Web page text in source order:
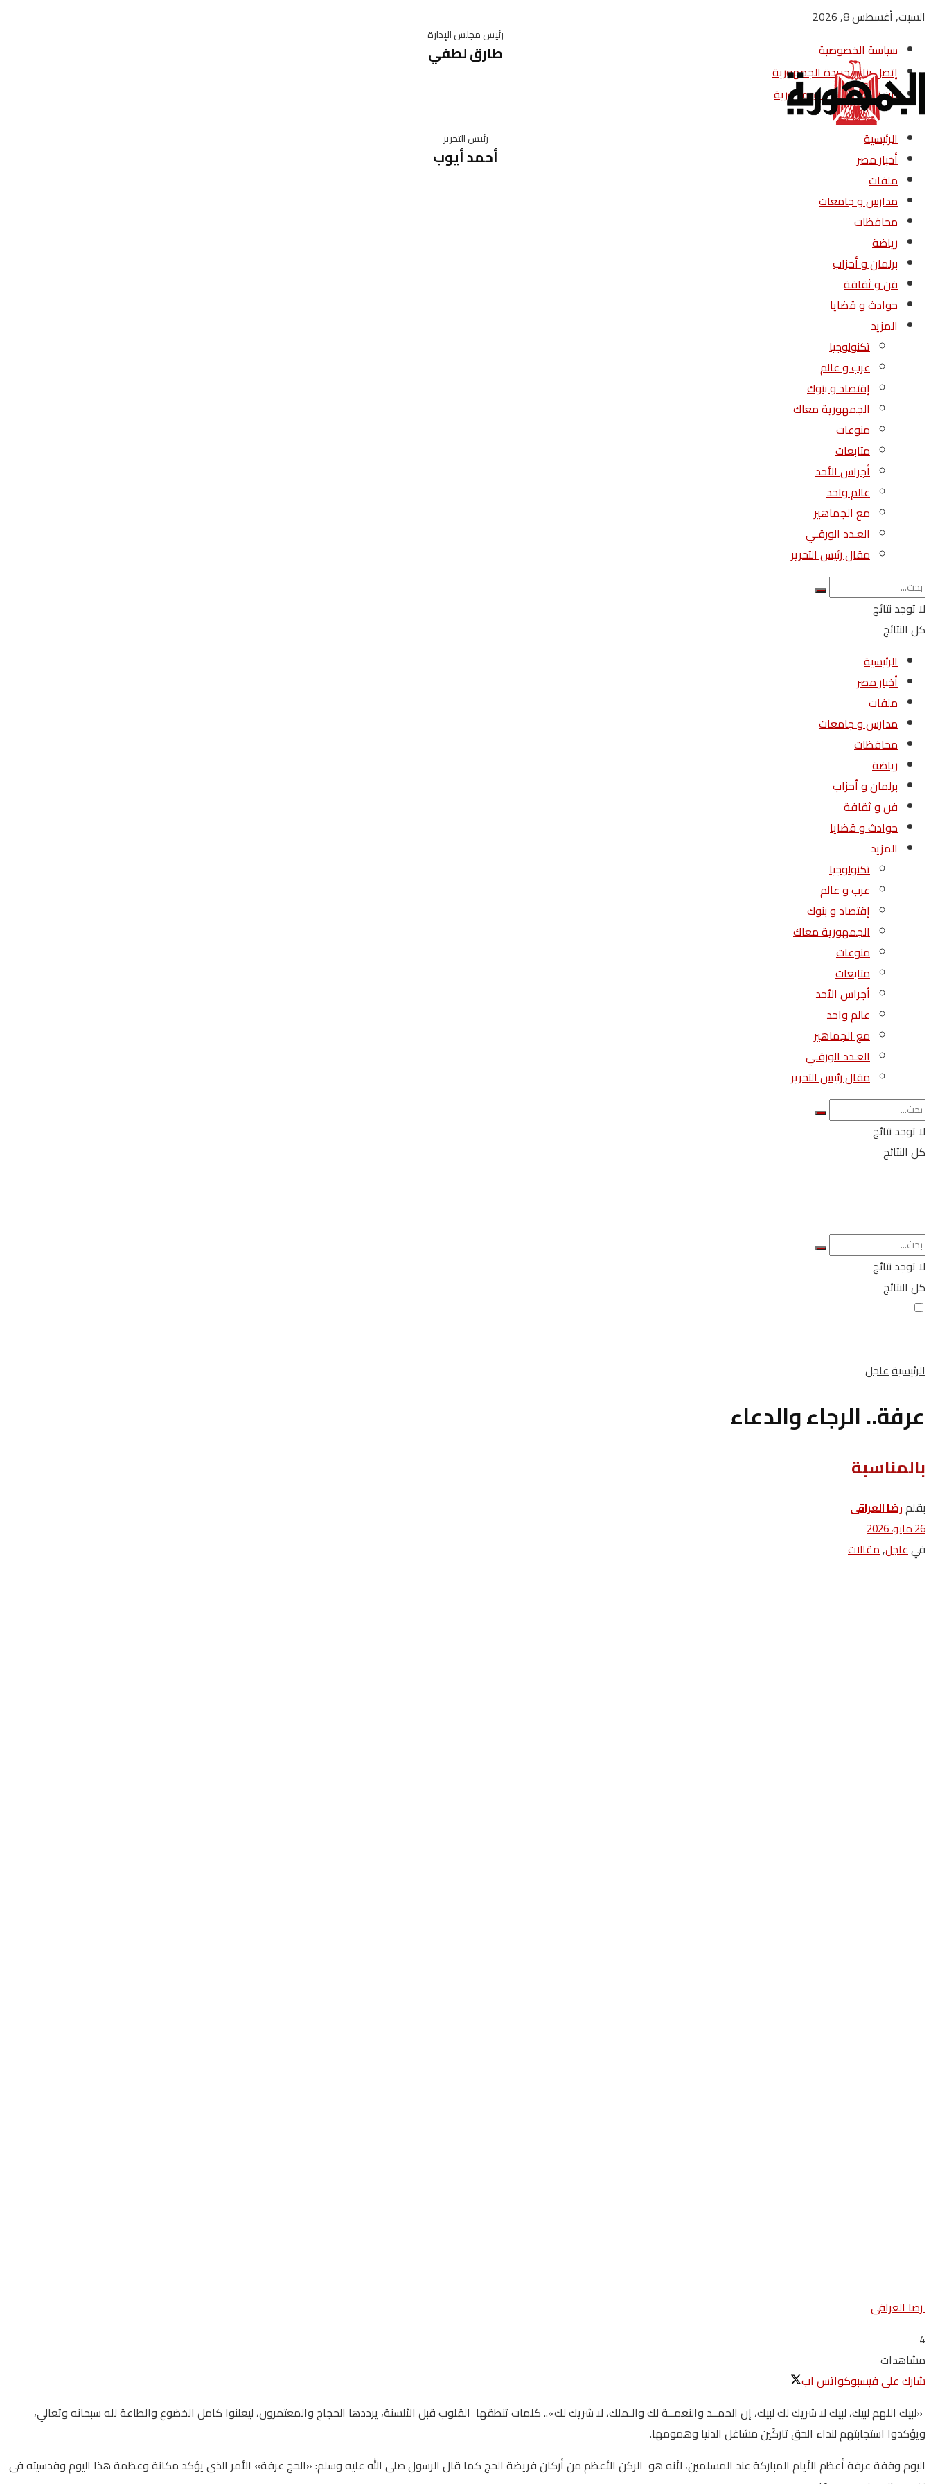
السبت, أغسطس 8, 2026
سياسة الخصوصية
إتصل بنا – جريدة الجمهورية
من نحن – جريدة الجمهورية
رئيس مجلس الإدارة
طارق لطفي
رئيس التحرير
أحمد أيوب
الرئيسية
أخبار مصر
ملفات
مدارس و جامعات
محافظات
رياضة
برلمان و أحزاب
فن و ثقافة
حوادث و قضايا
المزيد
تكنولوجيا
عرب و عالم
إقتصاد و بنوك
الجمهورية معاك
منوعات
متابعات
أجراس الأحد
عالم واحد
مع الجماهير
العـدد الورقـي
مقال رئيس التحرير
لا توجد نتائج
كل النتائج
الرئيسية
أخبار مصر
ملفات
مدارس و جامعات
محافظات
رياضة
برلمان و أحزاب
فن و ثقافة
حوادث و قضايا
المزيد
تكنولوجيا
عرب و عالم
إقتصاد و بنوك
الجمهورية معاك
منوعات
متابعات
أجراس الأحد
عالم واحد
مع الجماهير
العـدد الورقـي
مقال رئيس التحرير
لا توجد نتائج
كل النتائج
لا توجد نتائج
كل النتائج
الرئيسيةعاجل
عرفة.. الرجاء والدعاء
بالمناسبة
بقلمرضا العراقى
26 مايو، 2026
فيعاجل,مقالات
رضا العراقى
4
مشاهدات
شارك على فيسبوكواتس اب
«لبيك اللهم لبيك، لبيك لا شريك لك لبيك، إن الحمــد والنعمــة لك والـملك، لا شريك لك».. كلمات تنطقها القلوب قبل الألسنة، يرددها الحجاج والمعتمرون، ليعلنوا كامل الخضوع والطاعة لله سبحانه وتعالي،
ويؤكدوا استجابتهم لنداء الحق تاركًين مشاغل الدنيا وهمومها.
اليوم وقفة عرفة أعظم الأيام المباركة عند المسلمين، لأنه هو الركن الأعظم من أركان فريضة الحج كما قال الرسول صلى الله عليه وسلم: «الحج عرفة» الأمر الذى يؤكد مكانة وعظمة هذا اليوم وقدسيته فى